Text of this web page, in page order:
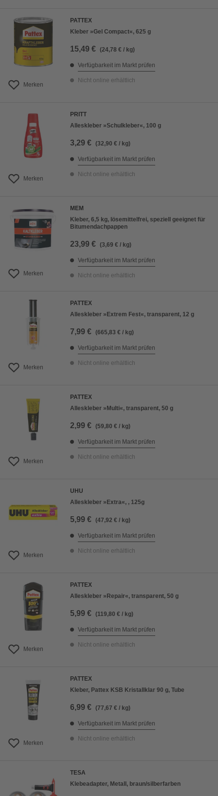
Merken
PATTEX
Kleber »Gel Compact«, 625 g
15,49 € (24,78 € / kg)
Verfügbarkeit im Markt prüfen
Nicht online erhältlich
Merken
PRITT
Alleskleber »Schulkleber«, 100 g
3,29 € (32,90 € / kg)
Verfügbarkeit im Markt prüfen
Nicht online erhältlich
Merken
MEM
Kleber, 6,5 kg, lösemittelfrei, speziell geeignet für
Bitumendachpappen
23,99 € (3,69 € / kg)
Verfügbarkeit im Markt prüfen
Nicht online erhältlich
Merken
PATTEX
Alleskleber »Extrem Fest«, transparent, 12 g
7,99 € (665,83 € / kg)
Verfügbarkeit im Markt prüfen
Nicht online erhältlich
Merken
PATTEX
Alleskleber »Multi«, transparent, 50 g
2,99 € (59,80 € / kg)
Verfügbarkeit im Markt prüfen
Nicht online erhältlich
Merken
UHU
Alleskleber »Extra«, , 125g
5,99 € (47,92 € / kg)
Verfügbarkeit im Markt prüfen
Nicht online erhältlich
Merken
PATTEX
Alleskleber »Repair«, transparent, 50 g
5,99 € (119,80 € / kg)
Verfügbarkeit im Markt prüfen
Nicht online erhältlich
Merken
PATTEX
Kleber, Pattex KSB Kristallklar 90 g, Tube
6,99 € (77,67 € / kg)
Verfügbarkeit im Markt prüfen
Nicht online erhältlich
TESA
Klebeadapter, Metall, braun/silberfarben